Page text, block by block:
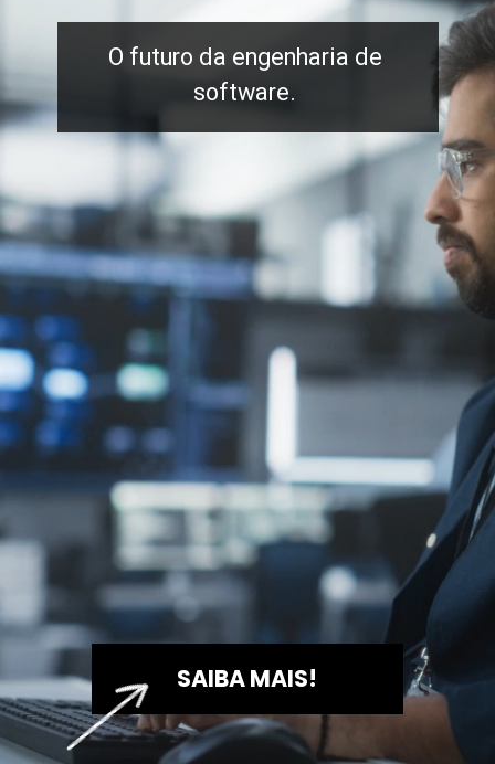
O futuro da engenharia de
software.
SAIBA MAIS!